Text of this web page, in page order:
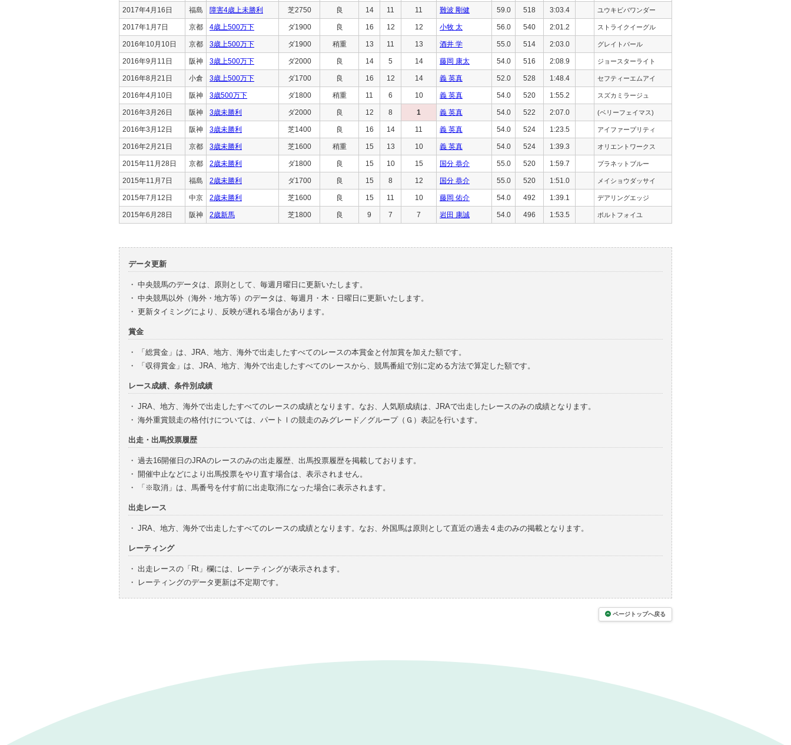
2017年4月16日 福島 障害4歳上未勝利 芝2750 良 14 11 11 難波 剛健 59.0 518 3:03.4 ユウキビバワンダー
2017年1月7日 京都 4歳上500万下 ダ1900 良 16 12 12 小牧 太 56.0 540 2:01.2 ストライクイーグル
2016年10月10日 京都 3歳上500万下 ダ1900 稍重 13 11 13 酒井 学 55.0 514 2:03.0 グレイトパール
2016年9月11日 阪神 3歳上500万下 ダ2000 良 14 5 14 藤岡 康太 54.0 516 2:08.9 ジョースターライト
2016年8月21日 小倉 3歳上500万下 ダ1700 良 16 12 14 義 英真 52.0 528 1:48.4 セフティーエムアイ
2016年4月10日 阪神 3歳500万下 ダ1800 稍重 11 6 10 義 英真 54.0 520 1:55.2 スズカミラージュ
2016年3月26日 阪神 3歳未勝利 ダ2000 良 12 8 1 義 英真 54.0 522 2:07.0 (ベリーフェイマス)
2016年3月12日 阪神 3歳未勝利 芝1400 良 16 14 11 義 英真 54.0 524 1:23.5 アイファープリティ
2016年2月21日 京都 3歳未勝利 芝1600 稍重 15 13 10 義 英真 54.0 524 1:39.3 オリエントワークス
2015年11月28日 京都 2歳未勝利 ダ1800 良 15 10 15 国分 恭介 55.0 520 1:59.7 プラネットブルー
2015年11月7日 福島 2歳未勝利 ダ1700 良 15 8 12 国分 恭介 55.0 520 1:51.0 メイショウダッサイ
2015年7月12日 中京 2歳未勝利 芝1600 良 15 11 10 藤岡 佑介 54.0 492 1:39.1 デアリングエッジ
2015年6月28日 阪神 2歳新馬 芝1800 良 9 7 7 岩田 康誠 54.0 496 1:53.5 ポルトフォイユ
データ更新
・ 中央競馬のデータは、原則として、毎週月曜日に更新いたします。
・ 中央競馬以外（海外・地方等）のデータは、毎週月・木・日曜日に更新いたします。
・ 更新タイミングにより、反映が遅れる場合があります。
賞金
・
「総賞金」は、JRA、地方、海外で出走したすべてのレースの本賞金と付加賞を加えた額です。
・
「収得賞金」は、JRA、地方、海外で出走したすべてのレースから、競馬番組で別に定める方法で算定した額です。
レース成績、条件別成績
・ JRA、地方、海外で出走したすべてのレースの成績となります。なお、人気順成績は、JRAで出走したレースのみの成績となります。
・ 海外重賞競走の格付けについては、パートⅠの競走のみグレード／グループ（Ｇ）表記を行います。
出走・出馬投票履歴
・ 過去16開催日のJRAのレースのみの出走履歴、出馬投票履歴を掲載しております。
・ 開催中止などにより出馬投票をやり直す場合は、表示されません。
・
「※取消」は、馬番号を付す前に出走取消になった場合に表示されます。
出走レース
・ JRA、地方、海外で出走したすべてのレースの成績となります。なお、外国馬は原則として直近の過去４走のみの掲載となります。
レーティング
・ 出走レースの「Rt」欄には、レーティングが表示されます。
・
レーティングのデータ更新は不定期です。
ページトップへ戻る